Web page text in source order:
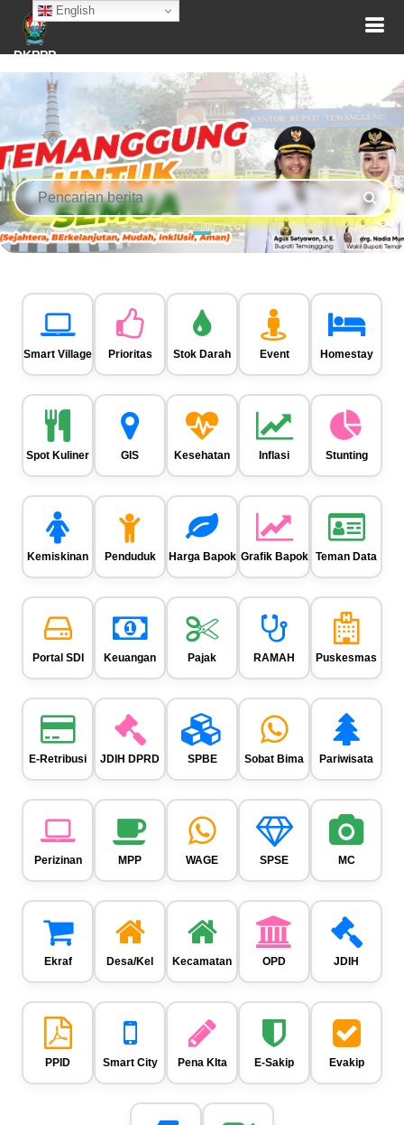
English
DKPPP
Smart Village Prioritas Stok Darah Event Homestay
Spot Kuliner GIS Kesehatan Inflasi Stunting
Kemiskinan Penduduk Harga Bapok Grafik Bapok Teman Data
Portal SDI Keuangan Pajak RAMAH Puskesmas
E-Retribusi JDIH DPRD SPBE Sobat Bima Pariwisata
Perizinan MPP WAGE SPSE MC
Ekraf Desa/Kel Kecamatan OPD JDIH
PPID Smart City Pena KIta E-Sakip Evakip